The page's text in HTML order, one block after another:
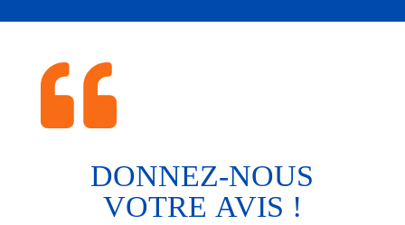

DONNEZ-NOUS
VOTRE AVIS !